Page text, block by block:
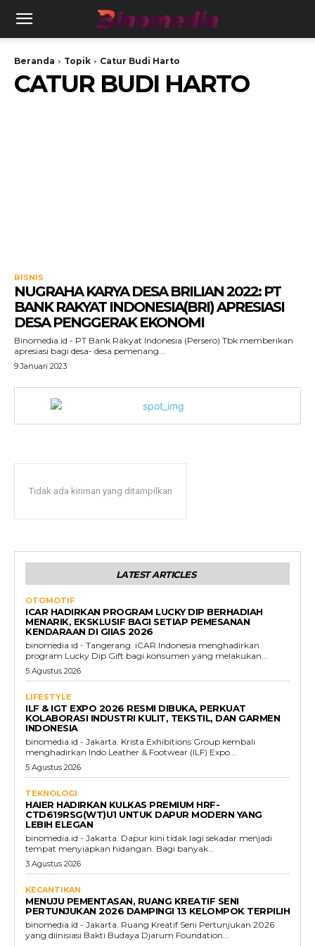
Beranda Topik Catur Budi Harto
CATUR BUDI HARTO
BISNIS
NUGRAHA KARYA DESA BRILIAN 2022: PT
BANK RAKYAT INDONESIA(BRI) APRESIASI
DESA PENGGERAK EKONOMI
Binomedia.id - PT Bank Rakyat Indonesia (Persero) Tbk memberikan
apresiasi bagi desa- desa pemenang...
9 Januari 2023
Tidak ada kiriman yang ditampilkan
LATEST ARTICLES
OTOMOTIF
ICAR HADIRKAN PROGRAM LUCKY DIP BERHADIAH
MENARIK, EKSKLUSIF BAGI SETIAP PEMESANAN
KENDARAAN DI GIIAS 2026
binomedia.id - Tangerang. iCAR Indonesia menghadirkan
program Lucky Dip Gift bagi konsumen yang melakukan...
5 Agustus 2026
LIFESTYLE
ILF & IGT EXPO 2026 RESMI DIBUKA, PERKUAT
KOLABORASI INDUSTRI KULIT, TEKSTIL, DAN GARMEN
INDONESIA
binomedia.id - Jakarta. Krista Exhibitions Group kembali
menghadirkan Indo Leather & Footwear (ILF) Expo...
5 Agustus 2026
TEKNOLOGI
HAIER HADIRKAN KULKAS PREMIUM HRF-
CTD619RSG(WT)U1 UNTUK DAPUR MODERN YANG
LEBIH ELEGAN
binomedia.id - Jakarta. Dapur kini tidak lagi sekadar menjadi
tempat menyiapkan hidangan. Bagi banyak...
3 Agustus 2026
KECANTIKAN
MENUJU PEMENTASAN, RUANG KREATIF SENI
PERTUNJUKAN 2026 DAMPINGI 13 KELOMPOK TERPILIH
binomedia.id - Jakarta. Ruang Kreatif Seni Pertunjukan 2026
yang diinisiasi Bakti Budaya Djarum Foundation...